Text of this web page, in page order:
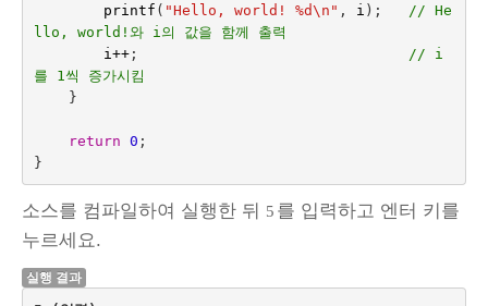
printf ( "Hello, world! %d\n " , i );
// He
llo, world!와 i의 값을 함께 출력
i ++;
// i
를 1씩 증가시킴
}
return 0 ;
}
소스를 컴파일하여 실행한 뒤 5 를 입력하고 엔터 키를
누르세요.
실행 결과